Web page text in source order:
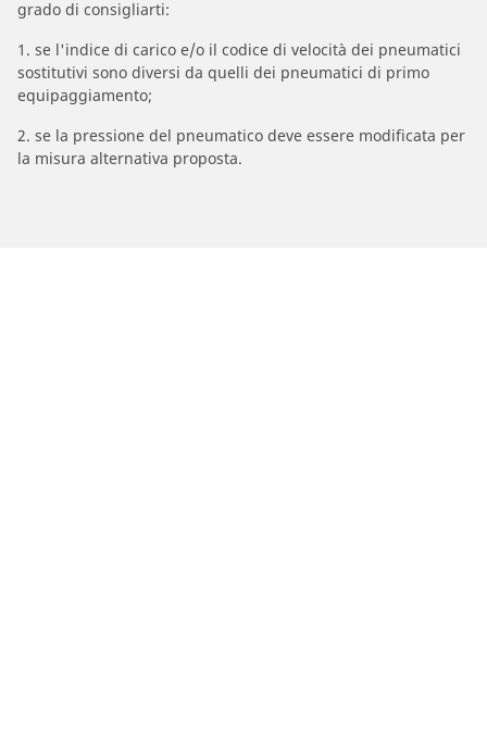
grado di consigliarti:
1. se l'indice di carico e/o il codice di velocità dei pneumatici
sostitutivi sono diversi da quelli dei pneumatici di primo
equipaggiamento;
2. se la pressione del pneumatico deve essere modificata per
la misura alternativa proposta.